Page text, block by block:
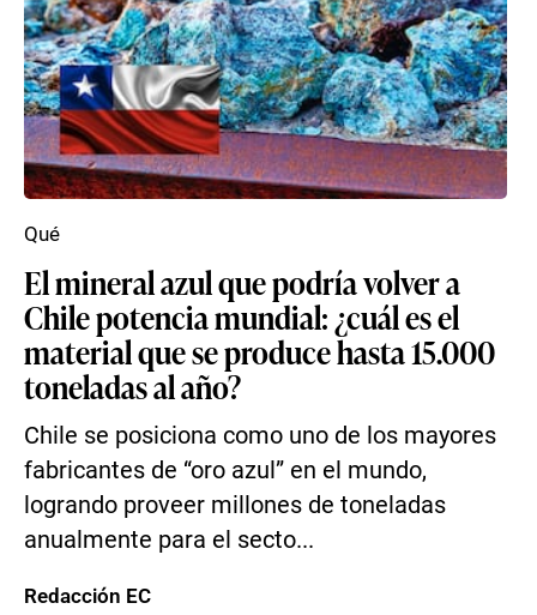
El mineral azul que podría volver a
Chile potencia mundial: ¿cuál es el
material que se produce hasta 15.000
toneladas al año?
Chile se posiciona como uno de los mayores
fabricantes de “oro azul” en el mundo,
logrando proveer millones de toneladas
anualmente para el secto...
Qué
Redacción EC